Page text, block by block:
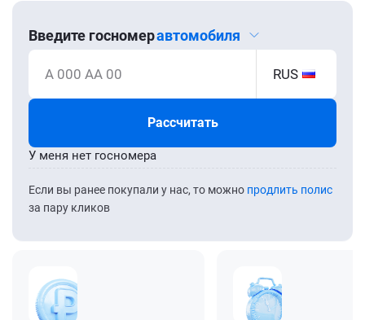
Введите госномеравтомобиля
А 000 АА 00 RUS
Рассчитать
Если вы ранее покупали у нас, то можно продлить полис
за пару кликов
У меня нет госномера